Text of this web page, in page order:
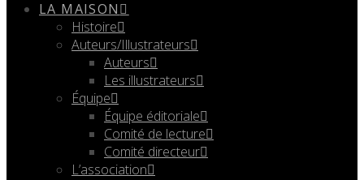
LA MAISON
Histoire
Auteurs/Illustrateurs
Auteurs
Les illustrateurs
Équipe
Équipe éditoriale
Comité de lecture
Comité directeur
L’association